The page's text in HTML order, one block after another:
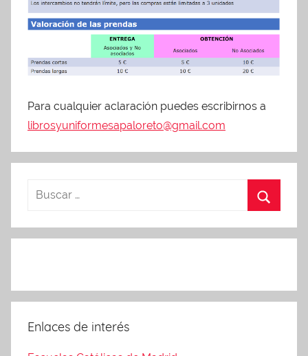
Para cualquier aclaración puedes escribirnos a
librosyuniformesapaloreto@gmail.com
Enlaces de interés